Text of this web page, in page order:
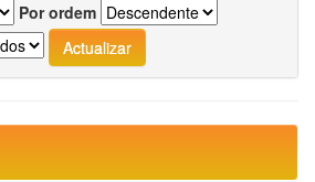
Por ordem